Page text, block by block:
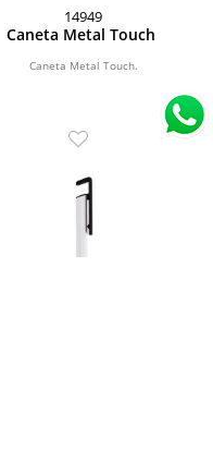
14949
Caneta Metal Touch
Caneta Metal Touch.